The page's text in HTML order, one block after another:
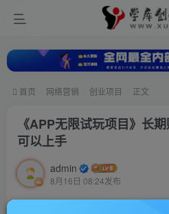
首页 网络营销 创业项目 正文
《APP无限试玩项目》长
可以上手
admin
8月16日 08:24发布